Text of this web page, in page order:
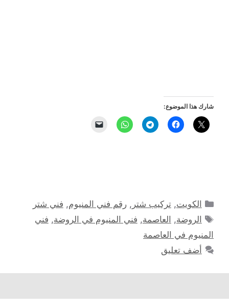
شارك هذا الموضوع:
التصنيفات
الكويت,تركيب شتر ,رقم فني المنيوم, فني شتر
الوسوم
الروضة, العاصمة, فني المنيوم في الروضة, فني
المنيوم في العاصمة
أضف تعليق